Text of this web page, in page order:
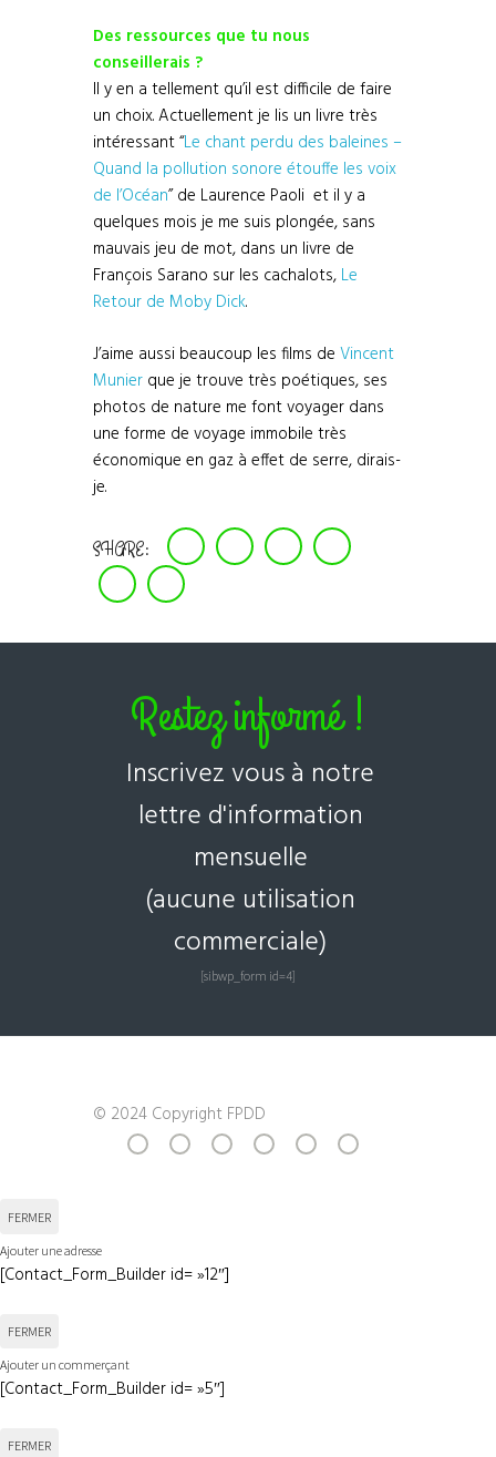
Des ressources que tu nous
conseillerais ?
Il y en a tellement qu’il est difficile de faire
un choix. Actuellement je lis un livre très
intéressant “Le chant perdu des baleines –
Quand la pollution sonore étouffe les voix
de l’Océan” de Laurence Paoli et il y a
quelques mois je me suis plongée, sans
mauvais jeu de mot, dans un livre de
François Sarano sur les cachalots, Le
Retour de Moby Dick.
J’aime aussi beaucoup les films de Vincent
Munier que je trouve très poétiques, ses
photos de nature me font voyager dans
une forme de voyage immobile très
économique en gaz à effet de serre, dirais-
je.
SHARE:
Restez informé !
Inscrivez vous à notre
lettre d'information
mensuelle
(aucune utilisation
commerciale)
[sibwp_form id=4]
© 2024 Copyright FPDD
FERMER
Ajouter une adresse
[Contact_Form_Builder id= »12″]
FERMER
Ajouter un commerçant
[Contact_Form_Builder id= »5″]
FERMER